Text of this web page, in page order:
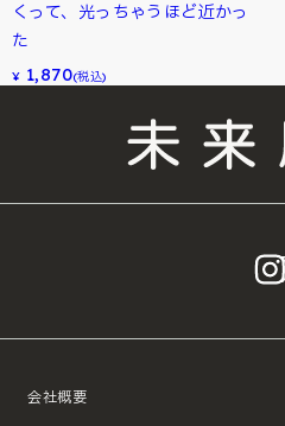
くって、光っちゃうほど近かっ
た
¥ 1,870(税込)
会社概要